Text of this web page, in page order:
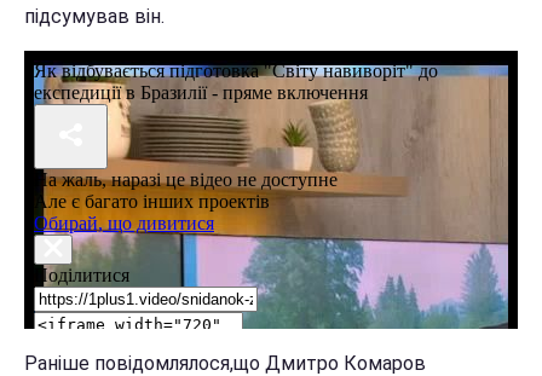
підсумував він.
Раніше повідомлялося,що Дмитро Комаров